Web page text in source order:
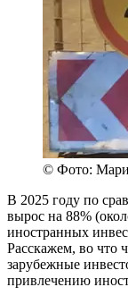
© Фото:
В 2025 году по
вырос на 88%
иностранных
Расскажем, во что
зарубежные
привлечению